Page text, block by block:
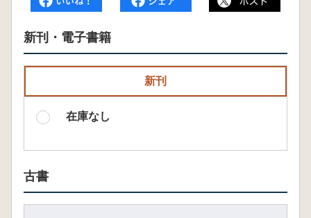
新刊・電子書籍
新刊
在庫なし
古書